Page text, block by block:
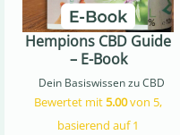
Hempions CBD Guide
– E-Book
Dein Basiswissen zu CBD
Bewertet mit5.00von 5,
basierend auf1